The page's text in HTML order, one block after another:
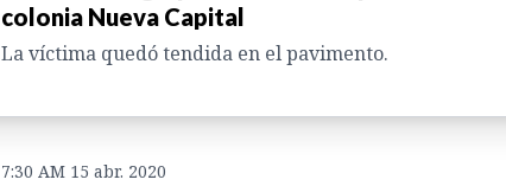
colonia Nueva Capital
La víctima quedó tendida en el pavimento.
7:30 AM 15 abr. 2020